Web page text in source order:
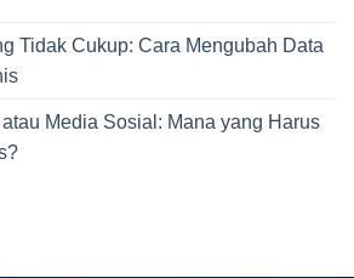
Tidak Cukup: Cara Mengubah Data
Media Sosial: Mana yang Harus